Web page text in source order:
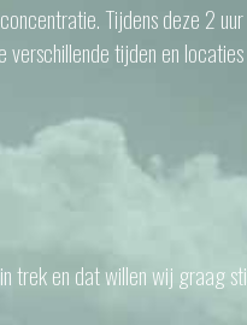
Tijdens deze 2
tijden en
trek en dat willen wij graag